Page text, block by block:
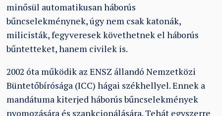
minősül automatikusan háborús
bűncselekménynek, úgy nem csak katonák,
milicisták, fegyveresek követhetnek el háborús
bűntetteket, hanem civilek is.
2002 óta működik az ENSZ állandó Nemzetközi
Büntetőbírósága (ICC) hágai székhellyel. Ennek a
mandátuma kiterjed háborús bűncselekmények
nyomozására és szankcionálására. Tehát egyszerre